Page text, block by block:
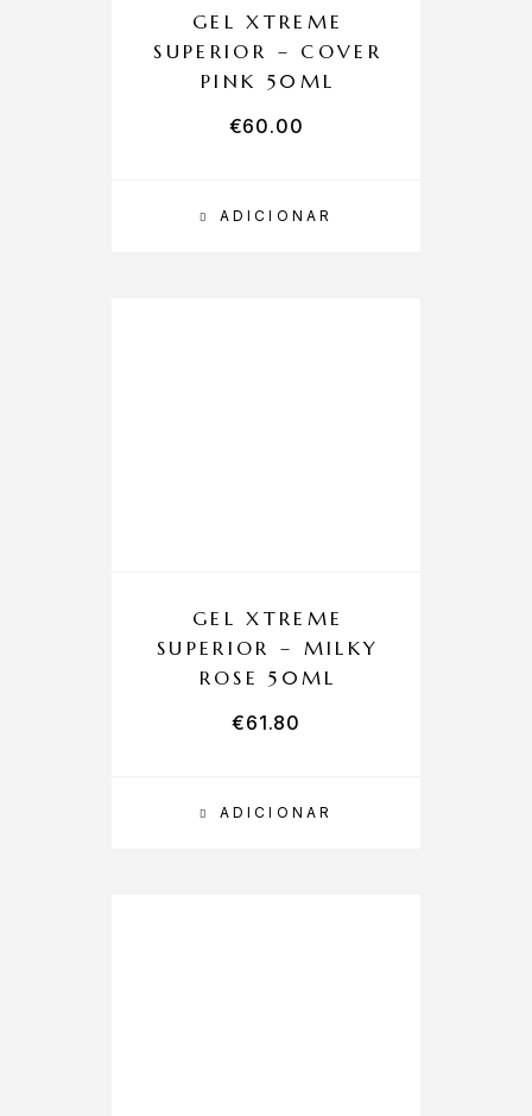
ADICIONAR
GEL XTREME
SUPERIOR – COVER
PINK 50ML
€60.00
ADICIONAR
GEL XTREME
SUPERIOR – MILKY
ROSE 50ML
€61.80